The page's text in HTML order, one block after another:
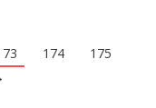
174
175